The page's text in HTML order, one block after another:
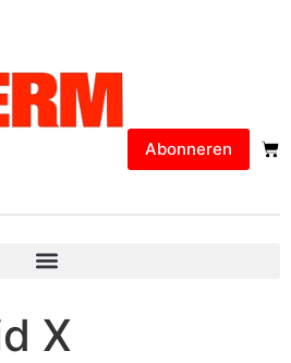
Abonneren
X